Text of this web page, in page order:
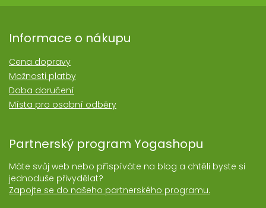
Informace o nákupu
Cena dopravy
Možnosti platby
Doba doručení
Místa pro osobní odběry
Partnerský program Yogashopu
Máte svůj web nebo příspíváte na blog a chtěli byste si
jednoduše přivydělat?
Zapojte se do našeho partnerského programu.